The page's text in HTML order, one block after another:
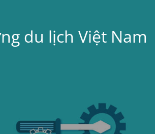
du lịch Việt Nam